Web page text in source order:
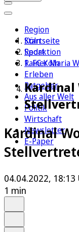
Region
Köln
Sport
1. FC Köln
Erleben
Ratgeber
Aus aller Welt
Politik
Wirtschaft
Newsletter
E-Paper
Startseite
Redaktion
Rainer Maria
Kardinal
Kardinal
04.04.2022, 18:13
1 min